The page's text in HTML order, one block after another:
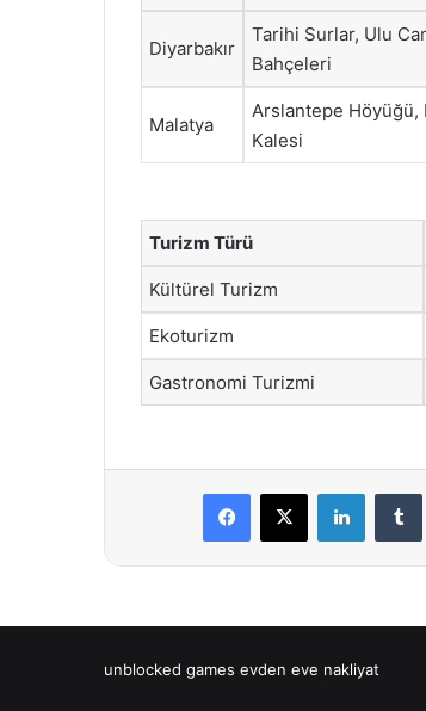
Diyarbakır
Tarihi Surlar, Ulu
Bahçeleri
Malatya
Arslantepe Höyüğü,
Kalesi
Turizm Türü
Kültürel Turizm
Ekoturizm
Gastronomi Turizmi
Facebook
X LinkedIn
unblocked games evden eve nakliyat